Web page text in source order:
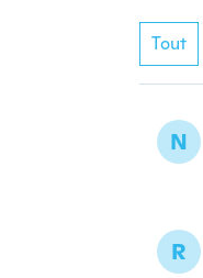
Tout
N
R